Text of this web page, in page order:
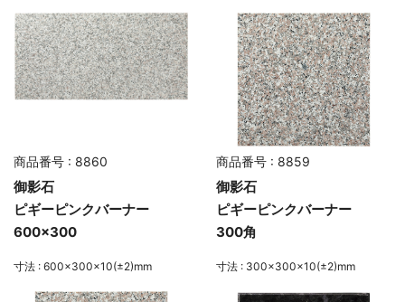
商品番号 : 8860
御影石
ピギーピンクバーナー
600×300
寸法 : 600×300×10(±2)mm
商品番号 : 8859
御影石
ピギーピンクバーナー
300角
寸法 : 300×300×10(±2)mm